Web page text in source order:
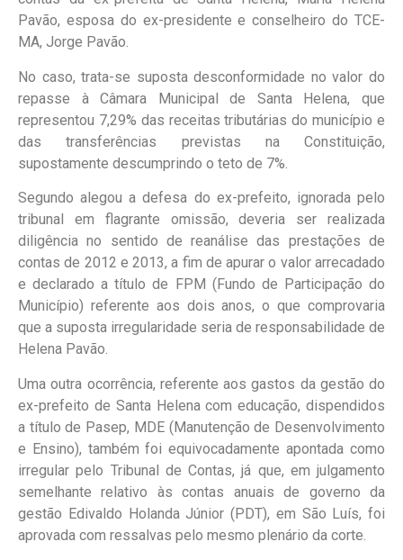
Pavão, esposa do ex-presidente e conselheiro do TCE-
MA, Jorge Pavão.
No caso, trata-se suposta desconformidade no valor do
repasse à Câmara Municipal de Santa Helena, que
representou 7,29% das receitas tributárias do município e
das transferências previstas na Constituição,
supostamente descumprindo o teto de 7%.
Segundo alegou a defesa do ex-prefeito, ignorada pelo
tribunal em flagrante omissão, deveria ser realizada
diligência no sentido de reanálise das prestações de
contas de 2012 e 2013, a fim de apurar o valor arrecadado
e declarado a título de FPM (Fundo de Participação do
Município) referente aos dois anos, o que comprovaria
que a suposta irregularidade seria de responsabilidade de
Helena Pavão.
Uma outra ocorrência, referente aos gastos da gestão do
ex-prefeito de Santa Helena com educação, dispendidos
a título de Pasep, MDE (Manutenção de Desenvolvimento
e Ensino), também foi equivocadamente apontada como
irregular pelo Tribunal de Contas, já que, em julgamento
semelhante relativo às contas anuais de governo da
gestão Edivaldo Holanda Júnior (PDT), em São Luís, foi
aprovada com ressalvas pelo mesmo plenário da corte.